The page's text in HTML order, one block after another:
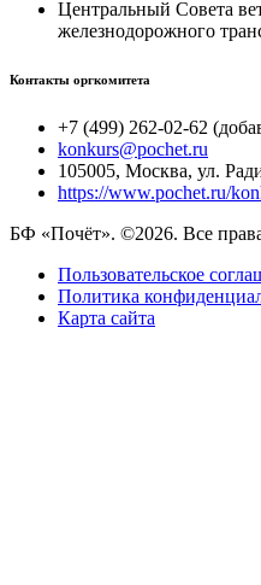
Центральный Совета
железнодорожного
Контакты оргкомитета
+7 (499) 262-02-62
konkurs@pochet.ru
105005, Москва, ул.
https://www.pochet.ru/
БФ «Почёт». ©2026. Все
Пользовательское
Политика
Карта сайта